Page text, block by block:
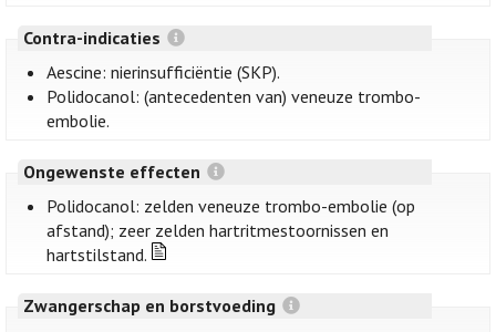
Contra-indicaties
Aescine: nierinsufficiëntie (SKP).
Polidocanol: (antecedenten van) veneuze trombo-
embolie.
Ongewenste effecten
Polidocanol: zelden veneuze trombo-embolie (op
afstand); zeer zelden hartritmestoornissen en
hartstilstand.
Zwangerschap en borstvoeding